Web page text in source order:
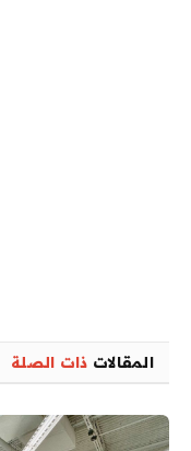
المقالات ذات الصلة